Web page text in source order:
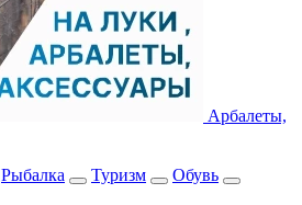
Арбалеты,
Рыбалка Туризм
Обувь